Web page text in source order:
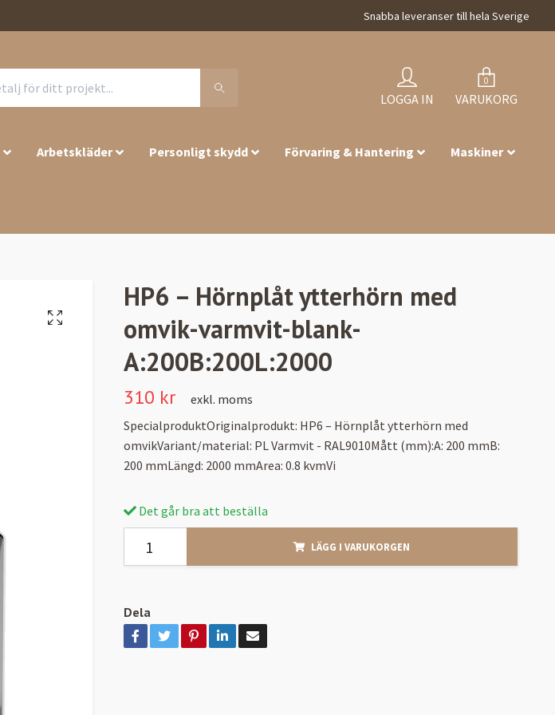
Snabba leveranser till hela Sverige
LOGGA IN
0
VARUKORG
Arbetskläder Personligt skydd Förvaring & Hantering Maskiner
HP6 – Hörnplåt ytterhörn med
omvik-varmvit-blank-
A:200B:200L:2000
310 kr
exkl. moms
SpecialproduktOriginalprodukt: HP6 – Hörnplåt ytterhörn med
omvikVariant/material: PL Varmvit - RAL9010Mått (mm):A: 200 mmB:
200 mmLängd: 2000 mmArea: 0.8 kvmVi
Det går bra att beställa
LÄGG I VARUKORGEN
Dela